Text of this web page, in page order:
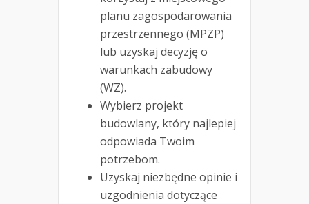
planu zagospodarowania
przestrzennego (MPZP)
lub uzyskaj decyzję o
warunkach zabudowy
(WZ).
Wybierz projekt
budowlany, który najlepiej
odpowiada Twoim
potrzebom.
Uzyskaj niezbędne opinie i
uzgodnienia dotyczące